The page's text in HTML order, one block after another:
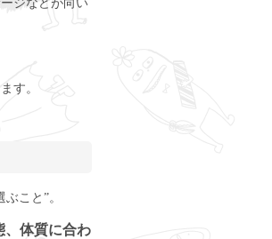
ジなどが向い
す。
こと”。
、体質に合わ